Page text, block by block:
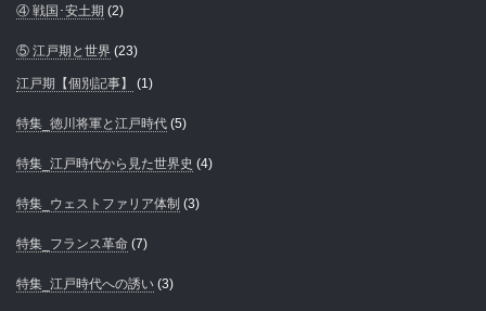
④ 戦国･安土期 (2)
⑤ 江戸期と世界 (23)
江戸期【個別記事】 (1)
特集_徳川将軍と江戸時代 (5)
特集_江戸時代から見た世界史 (4)
特集_ウェストファリア体制 (3)
特集_フランス革命 (7)
特集_江戸時代への誘い (3)